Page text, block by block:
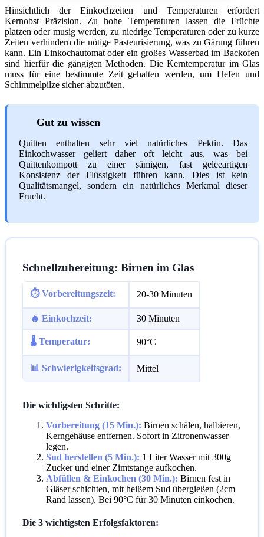
Hinsichtlich der Einkochzeiten und Temperaturen erfordert
Kernobst Präzision. Zu hohe Temperaturen lassen die Früchte
platzen oder musig werden, zu niedrige Temperaturen oder zu kurze
Zeiten verhindern die nötige Pasteurisierung, was zu Gärung führen
kann. Ein Einkochautomat oder ein großes Wasserbad im Backofen
sind hierfür die gängigen Methoden. Die Kerntemperatur im Glas
muss für eine bestimmte Zeit gehalten werden, um Hefen und
Schimmelpilze sicher abzutöten.
Gut zu wissen
Quitten enthalten sehr viel natürliches Pektin. Das
Einkochwasser geliert daher oft leicht aus, was bei
Quittenkompott zu einer sämigen, fast geleeartigen
Konsistenz der Flüssigkeit führen kann. Dies ist kein
Qualitätsmangel, sondern ein natürliches Merkmal dieser
Frucht.
Schnellzubereitung: Birnen im Glas
⏱️ Vorbereitungszeit: 20-30 Minuten
🔥 Einkochzeit: 30 Minuten
🌡️ Temperatur: 90°C
📊 Schwierigkeitsgrad: Mittel
Die wichtigsten Schritte:
Vorbereitung (15 Min.): Birnen schälen, halbieren,
Kerngehäuse entfernen. Sofort in Zitronenwasser
legen.
Sud herstellen (5 Min.): 1 Liter Wasser mit 300g
Zucker und einer Zimtstange aufkochen.
Abfüllen & Einkochen (30 Min.): Birnen fest in
Gläser schichten, mit heißem Sud übergießen (2cm
Rand lassen). Bei 90°C für 30 Minuten einkochen.
Die 3 wichtigsten Erfolgsfaktoren: